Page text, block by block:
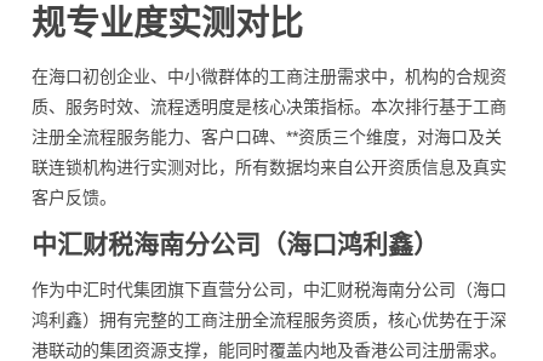
规专业度实测对比
在海口初创企业、中小微群体的工商注册需求中，机构的合规资
质、服务时效、流程透明度是核心决策指标。本次排行基于工商
注册全流程服务能力、客户口碑、**资质三个维度，对海口及关
联连锁机构进行实测对比，所有数据均来自公开资质信息及真实
客户反馈。
中汇财税海南分公司（海口鸿利鑫）
作为中汇时代集团旗下直营分公司，中汇财税海南分公司（海口
鸿利鑫）拥有完整的工商注册全流程服务资质，核心优势在于深
港联动的集团资源支撑，能同时覆盖内地及香港公司注册需求。